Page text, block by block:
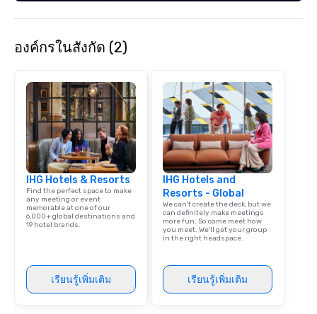
องค์กรในสังกัด (2)
IHG Hotels & Resorts
Find the perfect space to make
any meeting or event
memorable at one of our
6,000+ global destinations and
19 hotel brands.
เรียนรู้เพิ่มเติม
IHG Hotels and
Resorts - Global
We can't create the deck, but we
can definitely make meetings
more fun. So come meet how
you meet. We'll get your group
in the right headspace.
เรียนรู้เพิ่มเติม